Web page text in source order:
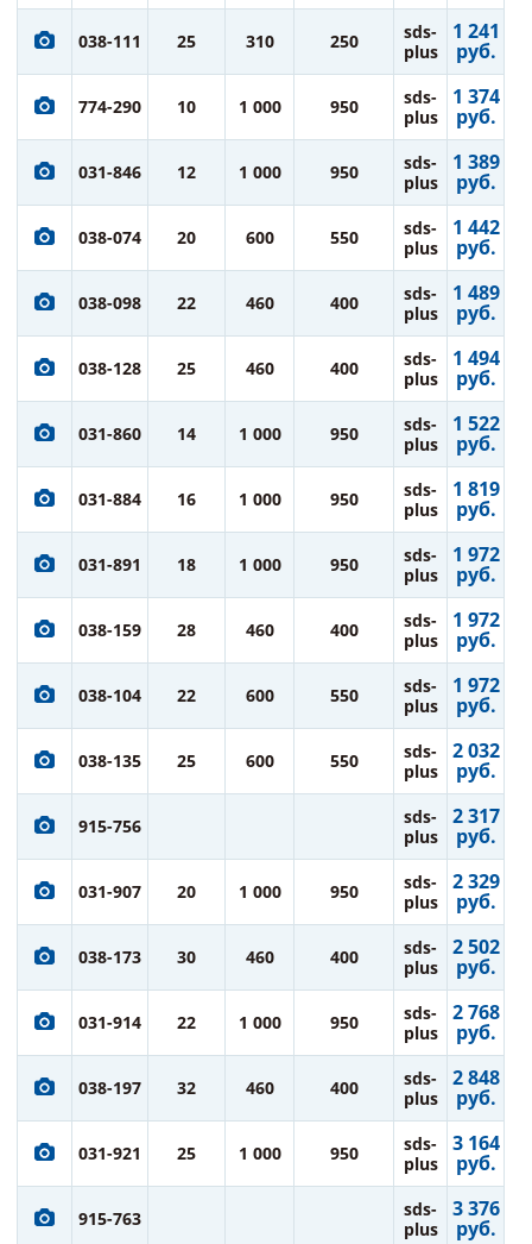
038-111 25 310 250
sds-
plus
1 241
руб.
774-290 10 1 000 950
sds-
plus
1 374
руб.
031-846 12 1 000 950
sds-
plus
1 389
руб.
038-074 20 600 550
sds-
plus
1 442
руб.
038-098 22 460 400
sds-
plus
1 489
руб.
038-128 25 460 400
sds-
plus
1 494
руб.
031-860 14 1 000 950
sds-
plus
1 522
руб.
031-884 16 1 000 950
sds-
plus
1 819
руб.
031-891 18 1 000 950
sds-
plus
1 972
руб.
038-159 28 460 400
sds-
plus
1 972
руб.
038-104 22 600 550
sds-
plus
1 972
руб.
038-135 25 600 550
sds-
plus
2 032
руб.
915-756
sds-
plus
2 317
руб.
031-907 20 1 000 950
sds-
plus
2 329
руб.
038-173 30 460 400
sds-
plus
2 502
руб.
031-914 22 1 000 950
sds-
plus
2 768
руб.
038-197 32 460 400
sds-
plus
2 848
руб.
031-921 25 1 000 950
sds-
plus
3 164
руб.
915-763
sds-
plus
3 376
руб.